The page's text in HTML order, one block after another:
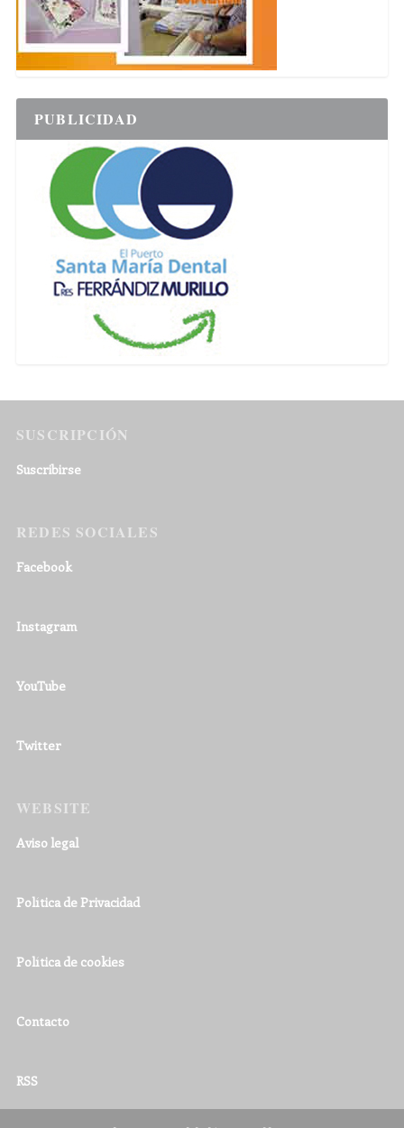
PUBLICIDAD
SUSCRIPCIÓN
Suscribirse
REDES SOCIALES
Facebook
Instagram
YouTube
Twitter
WEBSITE
Aviso legal
Política de Privacidad
Política de cookies
Contacto
RSS